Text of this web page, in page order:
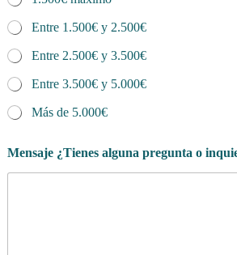
Entre 1.500€ y 2.500€
Entre 2.500€ y 3.500€
Entre 3.500€ y 5.000€
Más de 5.000€
Mensaje ¿Tienes alguna pregunta o